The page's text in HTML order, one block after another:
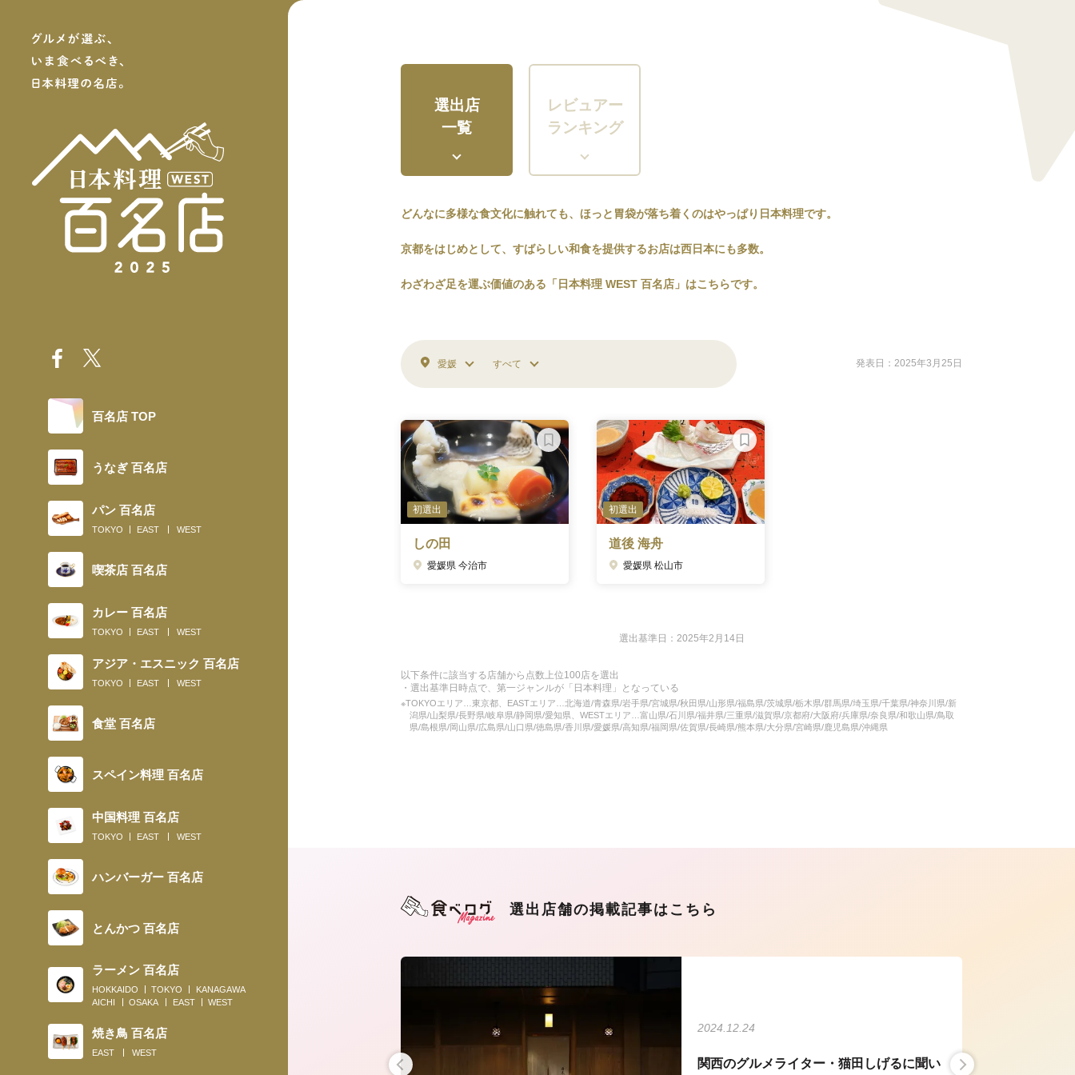
百名店 TOP
うなぎ 百名店
パン 百名店
TOKYO EAST WEST
喫茶店 百名店
カレー 百名店
TOKYO EAST WEST
アジア・エスニック 百名店
TOKYO EAST WEST
食堂 百名店
スペイン料理 百名店
中国料理 百名店
TOKYO EAST WEST
ハンバーガー 百名店
とんかつ 百名店
ラーメン 百名店
HOKKAIDO TOKYO
KANAGAWA
AICHI
OSAKA EAST WEST
焼き鳥 百名店
EAST WEST
選出店
一覧
レビュアー
ランキング
どんなに多様な食文化に触れても、ほっと胃袋が落ち着くのはやっぱり日本料理です。
京都をはじめとして、すばらしい和食を提供するお店は西日本にも多数。
わざわざ足を運ぶ価値のある「日本料理 WEST 百名店」はこちらです。
愛媛 すべて 発表日：2025年3月25日
初選出
しの田
愛媛県 今治市
初選出
道後 海舟
愛媛県 松山市
選出基準日：2025年2月14日
以下条件に該当する店舗から点数上位100店を選出
・選出基準日時点で、第一ジャンルが「日本料理」となっている
※TOKYOエリア…東京都、EASTエリア…北海道/青森県/岩手県/宮城県/秋田県/山形県/福島県/茨城県/栃木県/群馬県/埼玉県/千葉県/神奈川県/新
潟県/山梨県/長野県/岐阜県/静岡県/愛知県、WESTエリア…富山県/石川県/福井県/三重県/滋賀県/京都府/大阪府/兵庫県/奈良県/和歌山県/鳥取
県/島根県/岡山県/広島県/山口県/徳島県/香川県/愛媛県/高知県/福岡県/佐賀県/長崎県/熊本県/大分県/宮崎県/鹿児島県/沖縄県
選出店舗の掲載記事はこちら
2022.06.24 2024.12.24
関西のグルメライター・猫田しげるに聞い